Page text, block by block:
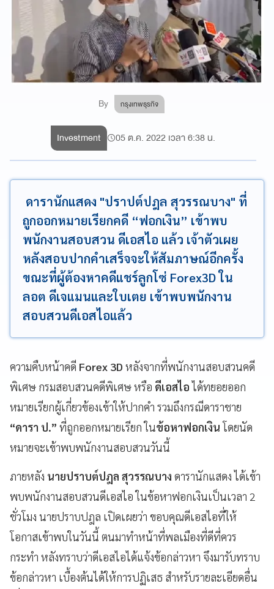
By กรุงเทพธุรกิจ
Investment 05 ต.ค. 2022 เวลา 6:38 น.
ดารานักแสดง "ปราปต์ปฎล สุวรรณบาง" ที่
ถูกออกหมายเรียกคดี “ฟอกเงิน” เข้าพบ
พนักงานสอบสวน ดีเอสไอ แล้ว เจ้าตัวเผย
หลังสอบปากคำเสร็จจะให้สัมภาษณ์อีกครั้ง
ขณะที่ผู้ต้องหาคดีแชร์ลูกโซ่ Forex3D ใน
ลอต ดีเจแมนและใบเตย เข้าพบพนักงาน
สอบสวนดีเอสไอแล้ว
ความคืบหน้าคดี Forex 3D หลังจากที่พนักงานสอบสวนคดี
พิเศษ กรมสอบสวนคดีพิเศษ หรือ ดีเอสไอได้ทยอยออก
หมายเรียกผู้เกี่ยวข้องเข้าให้ปากคำ รวมถึงกรณีดาราชาย
“ดารา ป.” ที่ถูกออกหมายเรียก ในข้อหาฟอกเงินโดยนัด
หมายจะเข้าพบพนักงานสอบสวนวันนี้
ภายหลัง นายปราบต์ปฎล สุวรรณบาง ดารานักแสดง ได้เข้า
พบพนักงานสอบสวนดีเอสไอ ในข้อหาฟอกเงินเป็นเวลา 2
ชั่วโมง นายปราบปฎล เปิดเผยว่า ขอบคุณดีเอสไอที่ให้
โอกาสเข้าพบในวันนี้ ตนมาทำหน้าที่พลเมืองที่ดีที่ควร
กระทำ หลังทราบว่าดีเอสไอได้แจ้งข้อกล่าวหา จึงมารับทราบ
ข้อกล่าวหา เบื้องต้นได้ให้การปฏิเสธ สำหรับรายละเอียดอื่น